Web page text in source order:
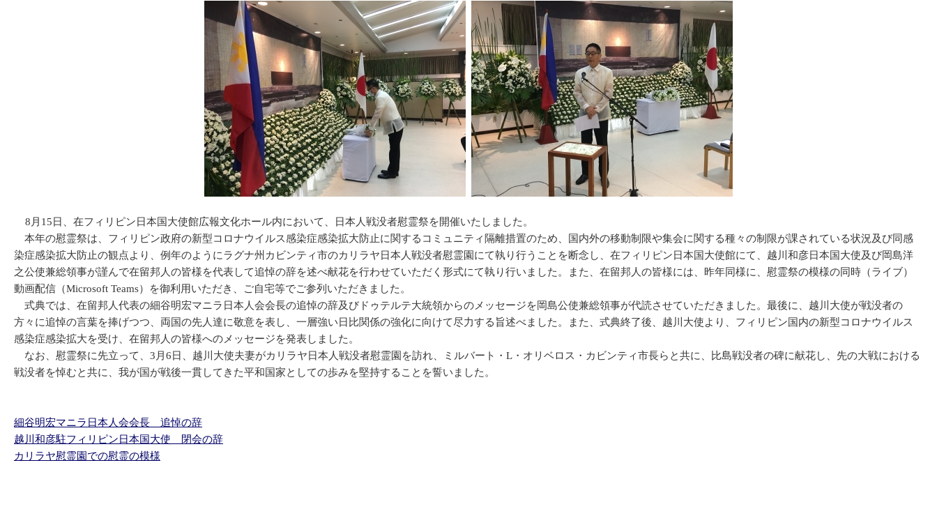
8月15日、在フィリピン日本国大使館広報文化ホール内において、日本人戦没者慰霊祭を開催いたしました。
本年の慰霊祭は、フィリピン政府の新型コロナウイルス感染症感染拡大防止に関するコミュニティ隔離措置のため、国内外の移動制限や集会に関する種々の制限が課されている状況及び同感
染症感染拡大防止の観点より、例年のようにラグナ州カビンティ市のカリラヤ日本人戦没者慰霊園にて執り行うことを断念し、在フィリピン日本国大使館にて、越川和彦日本国大使及び岡島洋
之公使兼総領事が謹んで在留邦人の皆様を代表して追悼の辞を述べ献花を行わせていただく形式にて執り行いました。また、在留邦人の皆様には、昨年同様に、慰霊祭の模様の同時（ライブ）
動画配信（Microsoft Teams）を御利用いただき、ご自宅等でご参列いただきました。
式典では、在留邦人代表の細谷明宏マニラ日本人会会長の追悼の辞及びドゥテルテ大統領からのメッセージを岡島公使兼総領事が代読させていただきました。最後に、越川大使が戦没者の
方々に追悼の言葉を捧げつつ、両国の先人達に敬意を表し、一層強い日比関係の強化に向けて尽力する旨述べました。また、式典終了後、越川大使より、フィリピン国内の新型コロナウイルス
感染症感染拡大を受け、在留邦人の皆様へのメッセージを発表しました。
なお、慰霊祭に先立って、3月6日、越川大使夫妻がカリラヤ日本人戦没者慰霊園を訪れ、ミルバート・L・オリベロス・カビンティ市長らと共に、比島戦没者の碑に献花し、先の大戦における
戦没者を悼むと共に、我が国が戦後一貫してきた平和国家としての歩みを堅持することを誓いました。
細谷明宏マニラ日本人会会長 追悼の辞
越川和彦駐フィリピン日本国大使 閉会の辞
カリラヤ慰霊園での慰霊の模様